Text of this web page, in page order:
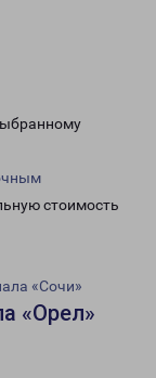
стоимость
«Сочи»
«Орел»